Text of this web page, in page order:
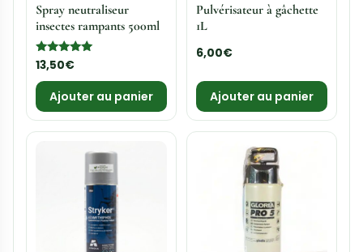
Spray neutraliseur
insectes rampants 500ml
Note
5.00
sur 5
13,50€
Ajouter au panier
Pulvérisateur à gâchette
1L
6,00€
Ajouter au panier